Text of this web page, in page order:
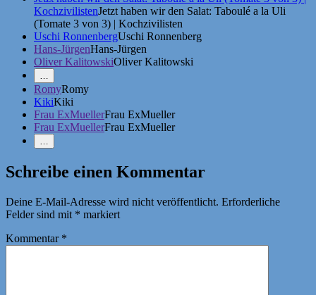
KochzivilistenJetzt haben wir den Salat: Taboulé a la Uli
(Tomate 3 von 3) | Kochzivilisten
Uschi RonnenbergUschi Ronnenberg
Hans-JürgenHans-Jürgen
Oliver KalitowskiOliver Kalitowski
…
Erwähnungen
zeigen
RomyRomy
KikiKiki
Frau ExMuellerFrau ExMueller
Frau ExMuellerFrau ExMueller
…
Erwähnungen
Schreibe einen Kommentar
Deine E-Mail-Adresse wird nicht veröffentlicht. Erforderliche
Felder sind mit * markiert
Kommentar *